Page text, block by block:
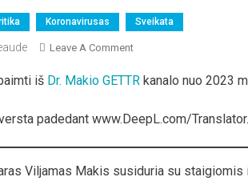
Koronavirusas Sveikata
Leave A CommentOn
6
Staiga
Mirė
iš Dr. Makio GETTR kanalo nuo 2023
padedant www.DeepL.com/
Viljamas Makis susiduria su